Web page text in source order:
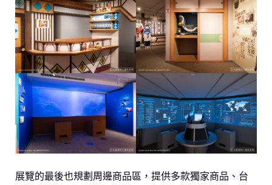
展覽的最後也規劃周邊商品區，提供多款獨家商品、台